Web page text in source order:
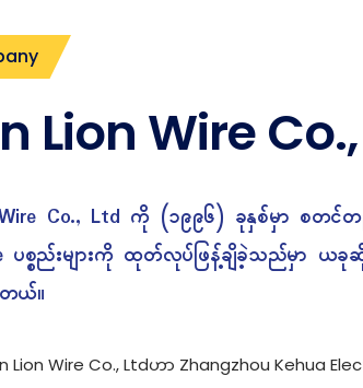
Lion Wire
Wire Co., Ltd ကို (၁၉၉၆) ခုနှစ်မှာ စတင်တ
ပစ္စည်းများကို ထုတ်လုပ်ဖြန့်ချိခဲ့သည်မှာ ယ
တယ်။
Wire Co., Ltdဟာ Zhangzhou Kehua